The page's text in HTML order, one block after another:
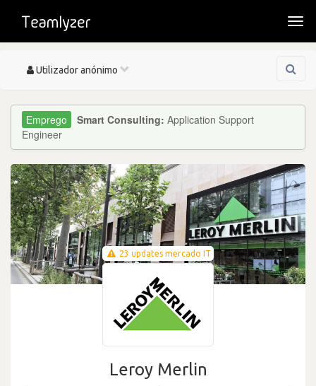
Toggle
Utilizador anónimo
Smart Consulting: Application Support
Engineer
23 updates mercado IT
Leroy Merlin